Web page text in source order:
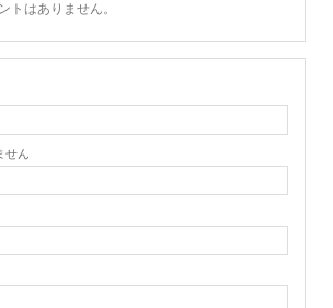
トはありません。
ません